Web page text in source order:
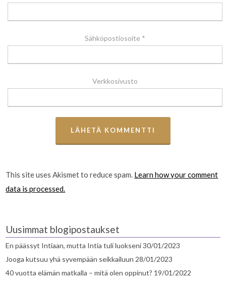
Sähköpostiosoite *
Verkkosivusto
This site uses Akismet to reduce spam. Learn how your comment
data is processed.
Uusimmat blogipostaukset
En päässyt Intiaan, mutta Intia tuli luokseni30/01/2023
Jooga kutsuu yhä syvempään seikkailuun 28/01/2023
40 vuotta elämän matkalla – mitä olen oppinut? 19/01/2022